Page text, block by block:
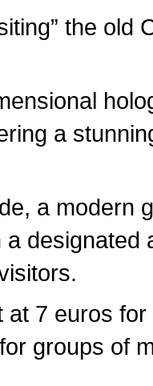
a
a modern
7 euros
groups of